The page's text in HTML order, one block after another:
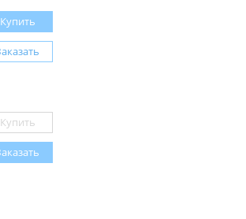
Купить
Купить